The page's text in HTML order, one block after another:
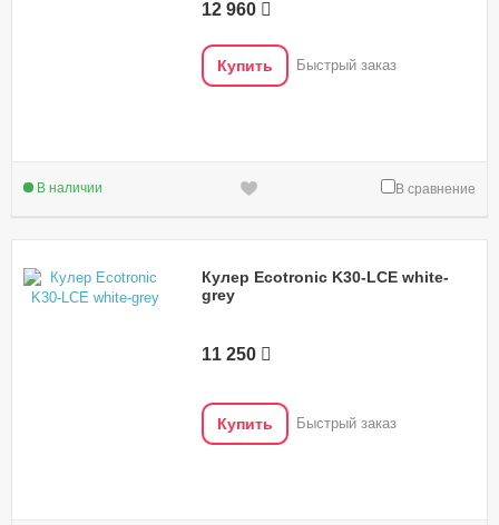
Купить
12 960
Быстрый заказ
В сравнение
В наличии
Кулер Ecotronic K30-LCE white-
grey
Купить
11 250
Быстрый заказ